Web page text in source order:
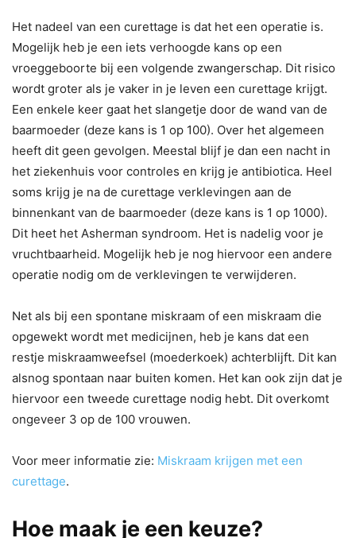
Het nadeel van een curettage is dat het een operatie is.
Mogelijk heb je een iets verhoogde kans op een
vroeggeboorte bij een volgende zwangerschap. Dit risico
wordt groter als je vaker in je leven een curettage krijgt.
Een enkele keer gaat het slangetje door de wand van de
baarmoeder (deze kans is 1 op 100). Over het algemeen
heeft dit geen gevolgen. Meestal blijf je dan een nacht in
het ziekenhuis voor controles en krijg je antibiotica. Heel
soms krijg je na de curettage verklevingen aan de
binnenkant van de baarmoeder (deze kans is 1 op 1000).
Dit heet het Asherman syndroom. Het is nadelig voor je
vruchtbaarheid. Mogelijk heb je nog hiervoor een andere
operatie nodig om de verklevingen te verwijderen.
Net als bij een spontane miskraam of een miskraam die
opgewekt wordt met medicijnen, heb je kans dat een
restje miskraamweefsel (moederkoek) achterblijft. Dit kan
alsnog spontaan naar buiten komen. Het kan ook zijn dat je
hiervoor een tweede curettage nodig hebt. Dit overkomt
ongeveer 3 op de 100 vrouwen.
Voor meer informatie zie: Miskraam krijgen met een
curettage.
Hoe maak je een keuze?